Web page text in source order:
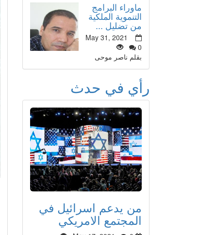
ماوراء البرامج
التنموية الملكية
من تضليل ...
May 31, 2021
0
بقلم ناصر موحى
رأي في حدث
من يدعم اسرائيل في
المجتمع الامريكي